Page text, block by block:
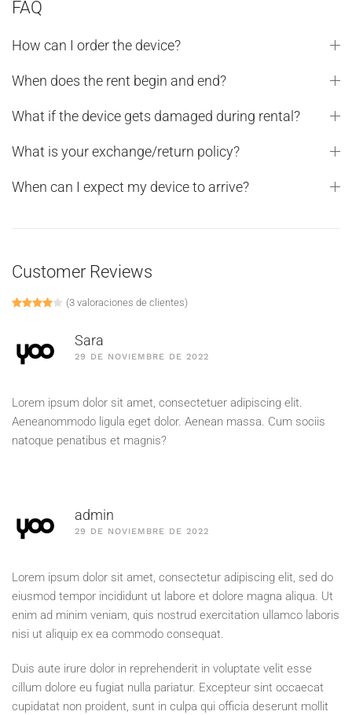
FAQ
How can I order the device?
When does the rent begin and end?
What if the device gets damaged during rental?
What is your exchange/return policy?
When can I expect my device to arrive?
Customer Reviews
Valorado con4.00 de 5 en base a
1(3 valoraciones de clientes)
Sara
29 DE NOVIEMBRE DE 2022
Lorem ipsum dolor sit amet, consectetuer adipiscing elit.
Aeneanommodo ligula eget dolor. Aenean massa. Cum sociis
natoque penatibus et magnis?
admin
29 DE NOVIEMBRE DE 2022
Lorem ipsum dolor sit amet, consectetur adipiscing elit, sed do
eiusmod tempor incididunt ut labore et dolore magna aliqua. Ut
enim ad minim veniam, quis nostrud exercitation ullamco laboris
nisi ut aliquip ex ea commodo consequat.
Duis aute irure dolor in reprehenderit in voluptate velit esse
cillum dolore eu fugiat nulla pariatur. Excepteur sint occaecat
cupidatat non proident, sunt in culpa qui officia deserunt mollit